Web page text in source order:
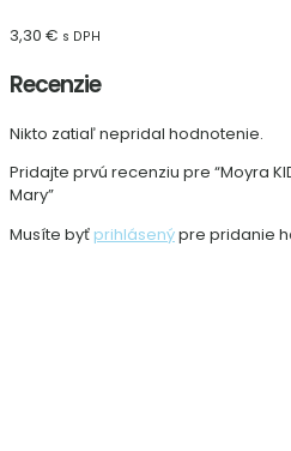
3,30 € s DPH
Recenzie
Nikto zatiaľ nepridal hodnotenie.
Pridajte prvú recenziu pre “Moyra
Mary”
Musíte byť prihlásenýpre pridanie